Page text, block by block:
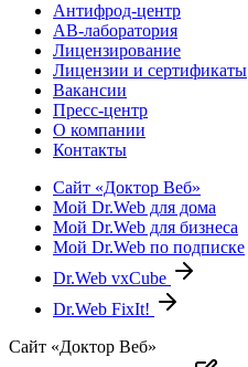
Антифрод-центр
АВ-лаборатория
Лицензирование
Лицензии и сертификаты
Вакансии
Пресс-центр
О компании
Контакты
Сайт «Доктор Веб»
Мой Dr.Web для дома
Мой Dr.Web для бизнеса
Мой Dr.Web по подписке
Dr.Web vxCube
Dr.Web FixIt!
Сайт «Доктор Веб»